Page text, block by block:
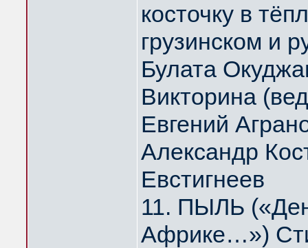
косточку в
грузинском и
Булата
Викторина
Евгений
Александр
Евстигнеев
11. ПЫЛЬ
Африке…»)